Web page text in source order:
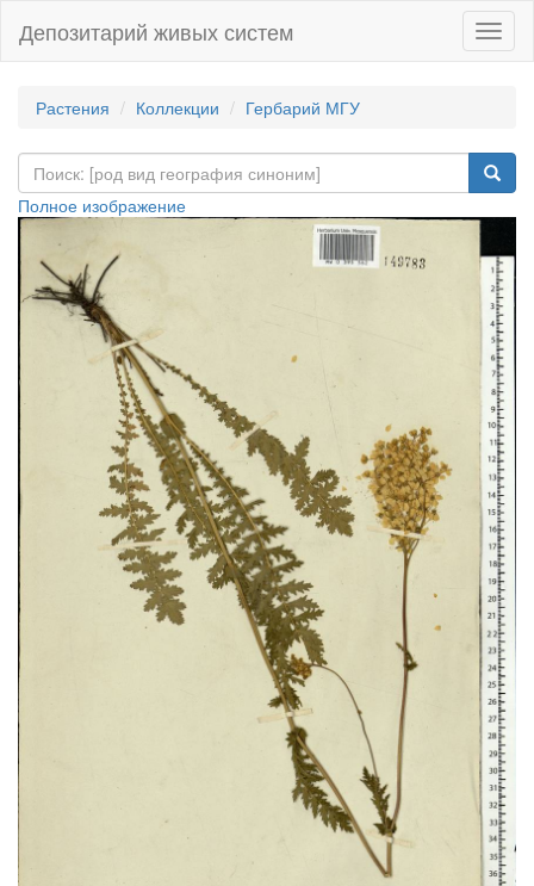
Депозитарий живых систем
Растения Коллекции Гербарий МГУ
Полное изображение